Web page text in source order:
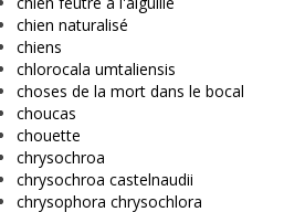
chien naturalisé
chiens
chlorocala umtaliensis
choses de la mort dans le bocal
choucas
chouette
chrysochroa
chrysochroa castelnaudii
chrysophora chrysochlora